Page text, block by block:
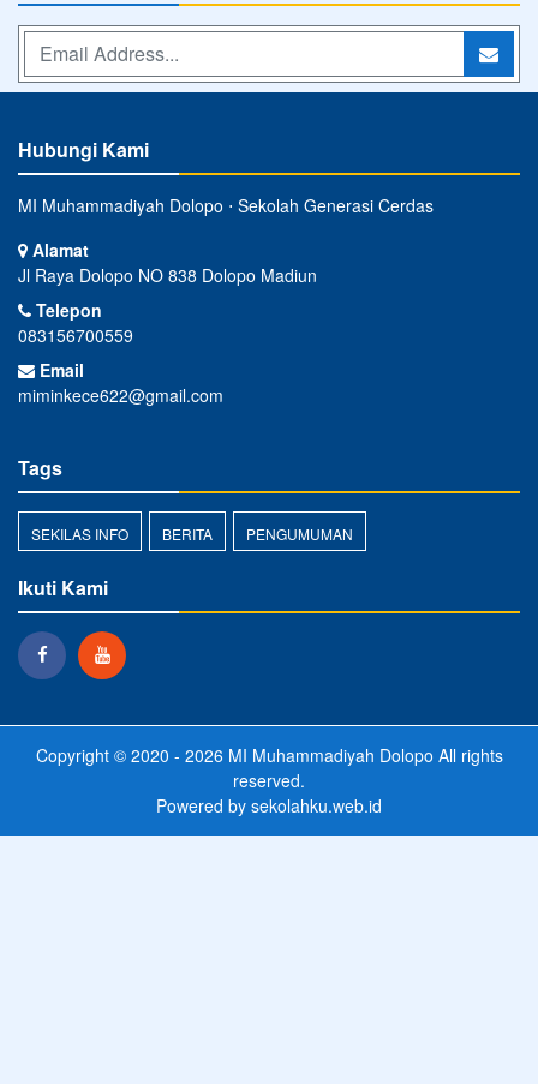
Hubungi Kami
MI Muhammadiyah Dolopo ⋅ Sekolah Generasi Cerdas
Alamat
Jl Raya Dolopo NO 838 Dolopo Madiun
Telepon
083156700559
Email
miminkece622@gmail.com
Tags
SEKILAS INFO BERITA PENGUMUMAN
Ikuti Kami
Copyright © 2020 - 2026 MI Muhammadiyah Dolopo All rights
reserved.
Powered by sekolahku.web.id